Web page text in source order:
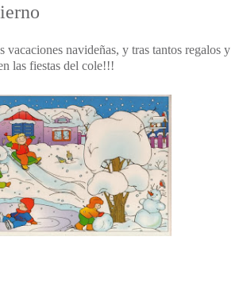
vacaciones navideñas, y tras tantos regalos y
las fiestas del cole!!!